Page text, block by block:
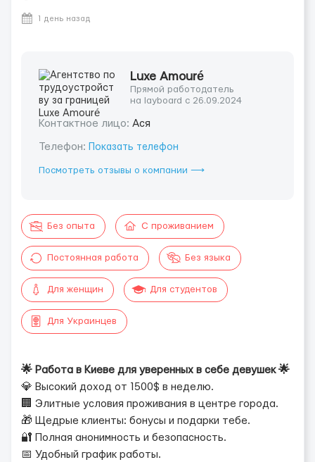
1 день назад
Luxe Amouré
Прямой работодатель
на layboard с 26.09.2024
Контактное лицо: Ася
Телефон: Показать телефон
Посмотреть отзывы о компании ⟶
Без опыта С проживанием
Постоянная работа Без языка
Для женщин Для студентов
Для Украинцев
🌟 Работа в Киеве для уверенных в себе девушек 🌟
💎 Высокий доход от 1500$ в неделю.
🏢 Элитные условия проживания в центре города.
🎁 Щедрые клиенты: бонусы и подарки тебе.
🔐 Полная анонимность и безопасность.
📅 Удобный график работы.